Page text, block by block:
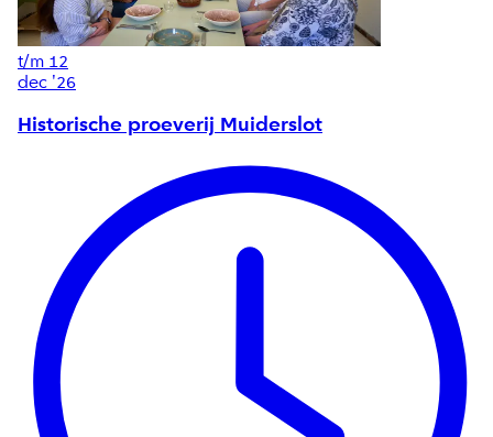
t/m 12
dec '26
Historische proeverij Muiderslot